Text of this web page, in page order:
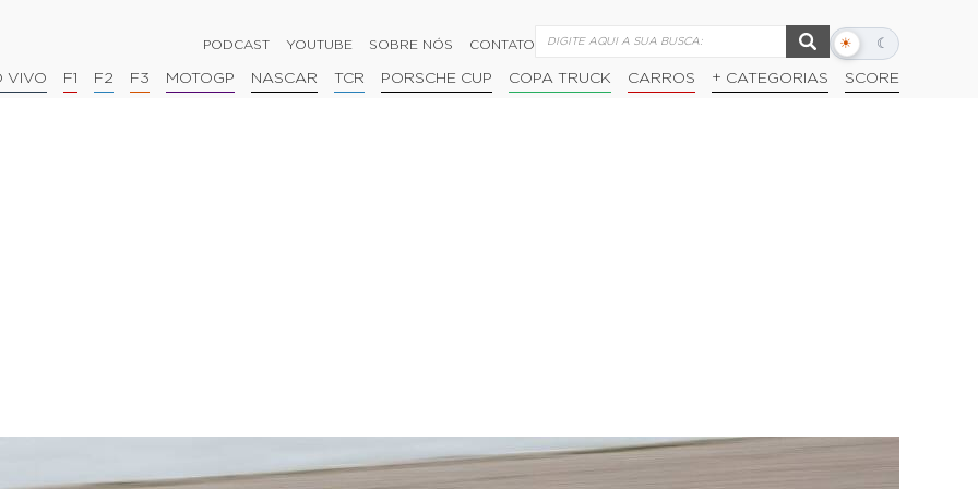
PODCAST YOUTUBE SOBRE NÓS CONTATO ☀ ☾
Alternar
escuro
VIVO F1 F2 F3 MOTOGP NASCAR TCR PORSCHE CUP COPA TRUCK CARROS + CATEGORIAS SCORE